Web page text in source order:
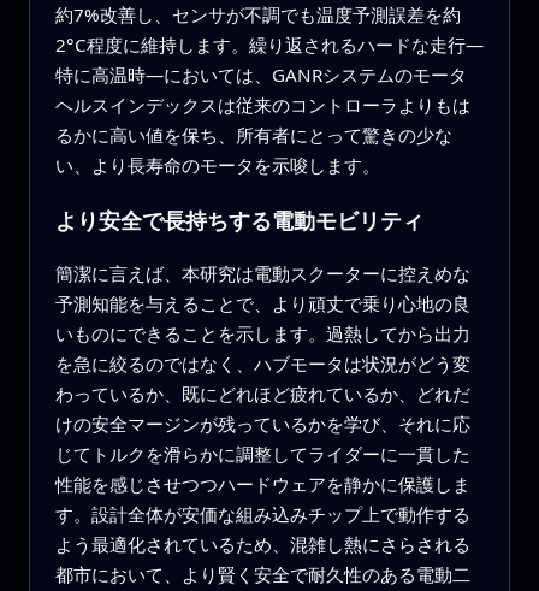
約7%改善し、センサが不調でも温度予測誤差を約
2°C程度に維持します。繰り返されるハードな走行—
特に高温時—においては、GANRシステムのモータ
ヘルスインデックスは従来のコントローラよりもは
るかに高い値を保ち、所有者にとって驚きの少な
い、より長寿命のモータを示唆します。
より安全で長持ちする電動モビリティ
簡潔に言えば、本研究は電動スクーターに控えめな
予測知能を与えることで、より頑丈で乗り心地の良
いものにできることを示します。過熱してから出力
を急に絞るのではなく、ハブモータは状況がどう変
わっているか、既にどれほど疲れているか、どれだ
けの安全マージンが残っているかを学び、それに応
じてトルクを滑らかに調整してライダーに一貫した
性能を感じさせつつハードウェアを静かに保護しま
す。設計全体が安価な組み込みチップ上で動作する
よう最適化されているため、混雑し熱にさらされる
都市において、より賢く安全で耐久性のある電動二